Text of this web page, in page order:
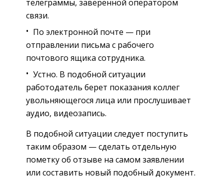
телеграммы, заверенной оператором
связи.
По электронной почте — при
отправлении письма с рабочего
почтового ящика сотрудника.
Устно. В подобной ситуации
работодатель берет показания коллег
увольняющегося лица или прослушивает
аудио, видеозапись.
В подобной ситуации следует поступить
таким образом — сделать отдельную
пометку об отзыве на самом заявлении
или составить новый подобный документ.